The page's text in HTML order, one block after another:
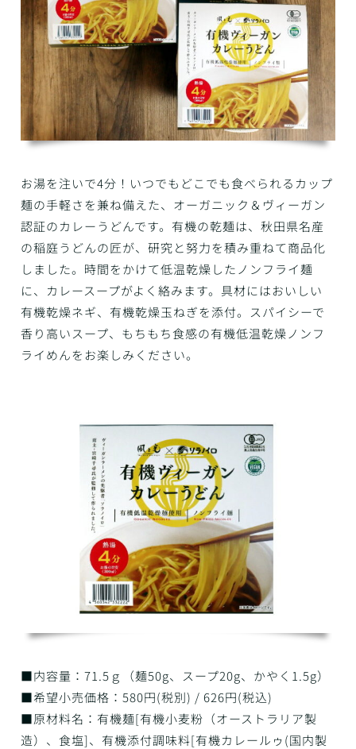
お湯を注いで4分！いつでもどこでも食べられるカップ
麺の手軽さを兼ね備えた、オーガニック＆ヴィーガン
認証のカレーうどんです。有機の乾麺は、秋田県名産
の稲庭うどんの匠が、研究と努力を積み重ねて商品化
しました。時間をかけて低温乾燥したノンフライ麺
に、カレースープがよく絡みます。具材にはおいしい
有機乾燥ネギ、有機乾燥玉ねぎを添付。スパイシーで
香り高いスープ、もちもち食感の有機低温乾燥ノンフ
ライめんをお楽しみください。
■内容量：71.5ｇ（麺50g、スープ20g、かやく1.5g）
■希望小売価格：580円(税別) / 626円(税込)
■原材料名：有機麺[有機小麦粉（オーストラリア製
造）、食塩]、有機添付調味料[有機カレールゥ(国内製